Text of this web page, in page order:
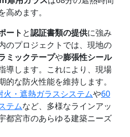
めます。
ート と認証書類の提供に強み
のプロジェクトでは、現地の
ミックテープや膨張性シール
導します。これにより、現場
な防火性能を維持します。
火・遮熱ガラスシステムや60
テムなど、多様なラインアッ
都宮市のあらゆる建築ニーズ